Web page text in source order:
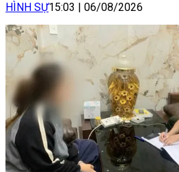
HÌNH SỰ15:03 06/08/2026